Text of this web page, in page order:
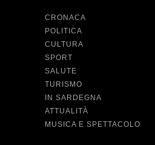
CRONACA
POLITICA
CULTURA
SPORT
SALUTE
TURISMO
IN SARDEGNA
ATTUALITÀ
MUSICA E SPETTACOLO